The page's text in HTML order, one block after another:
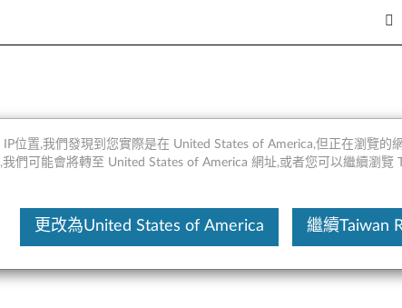
維修零件
IP位置,我們發現到您實際是在 United States of America,但正在瀏覽的
我們可能會將轉至 United States of America 網址,或者您可以繼續瀏覽
更改為United States of America 繼續Taiwan